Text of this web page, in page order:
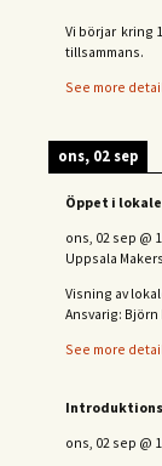
Vi börjar kring
tillsammans.
See more
ons, 02 sep
Öppet i
ons, 02 sep @
Uppsala
Visning av
Ansvarig: Björn
See more
ons, 02 sep @